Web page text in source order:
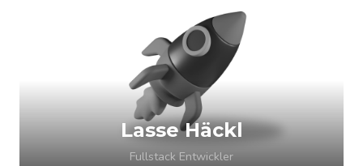
Lasse Häckl
Fullstack Entwickler